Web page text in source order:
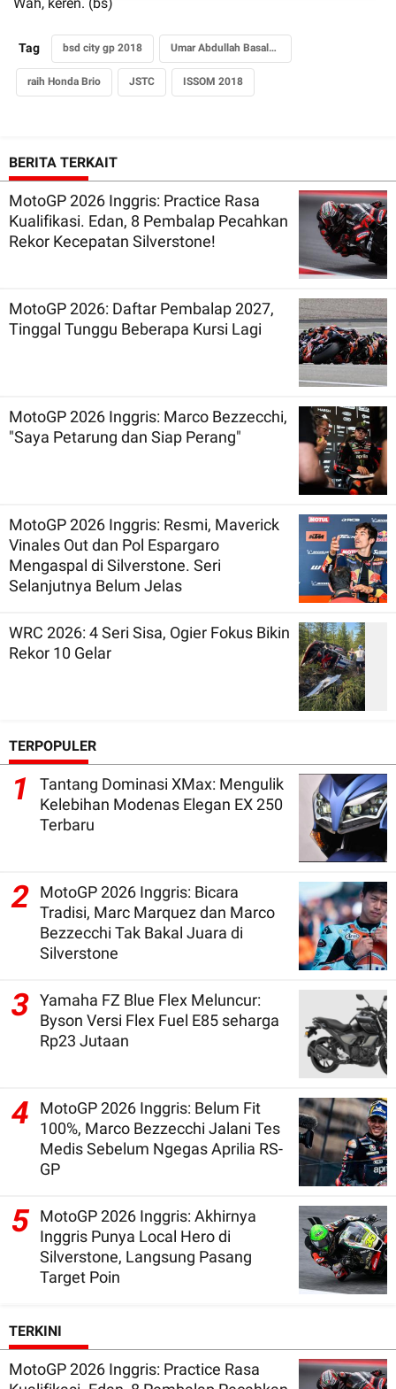
Tag bsd city gp 2018 Umar Abdullah Basalamah
raih Honda Brio JSTC ISSOM 2018
BERITA TERKAIT
MotoGP 2026 Inggris: Practice Rasa
Kualifikasi. Edan, 8 Pembalap Pecahkan
Rekor Kecepatan Silverstone!
MotoGP 2026: Daftar Pembalap 2027,
Tinggal Tunggu Beberapa Kursi Lagi
MotoGP 2026 Inggris: Marco Bezzecchi,
"Saya Petarung dan Siap Perang"
MotoGP 2026 Inggris: Resmi, Maverick
Vinales Out dan Pol Espargaro
Mengaspal di Silverstone. Seri
Selanjutnya Belum Jelas
WRC 2026: 4 Seri Sisa, Ogier Fokus Bikin
Rekor 10 Gelar
TERPOPULER
1
Tantang Dominasi XMax: Mengulik
Kelebihan Modenas Elegan EX 250
Terbaru
2
MotoGP 2026 Inggris: Bicara
Tradisi, Marc Marquez dan Marco
Bezzecchi Tak Bakal Juara di
Silverstone
3 Yamaha FZ Blue Flex Meluncur:
Byson Versi Flex Fuel E85 seharga
Rp23 Jutaan
4
MotoGP 2026 Inggris: Belum Fit
100%, Marco Bezzecchi Jalani Tes
Medis Sebelum Ngegas Aprilia RS-
GP
5 MotoGP 2026 Inggris: Akhirnya
Inggris Punya Local Hero di
Silverstone, Langsung Pasang
Target Poin
TERKINI
MotoGP 2026 Inggris: Practice Rasa